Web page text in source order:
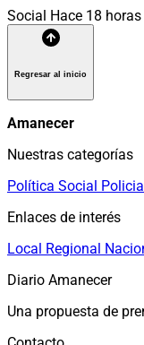
Social Hace 18 horas
Regresar al inicio
Amanecer
Nuestras categorías
Política Social
Enlaces de interés
Local Regional
Diario Amanecer
Una propuesta de